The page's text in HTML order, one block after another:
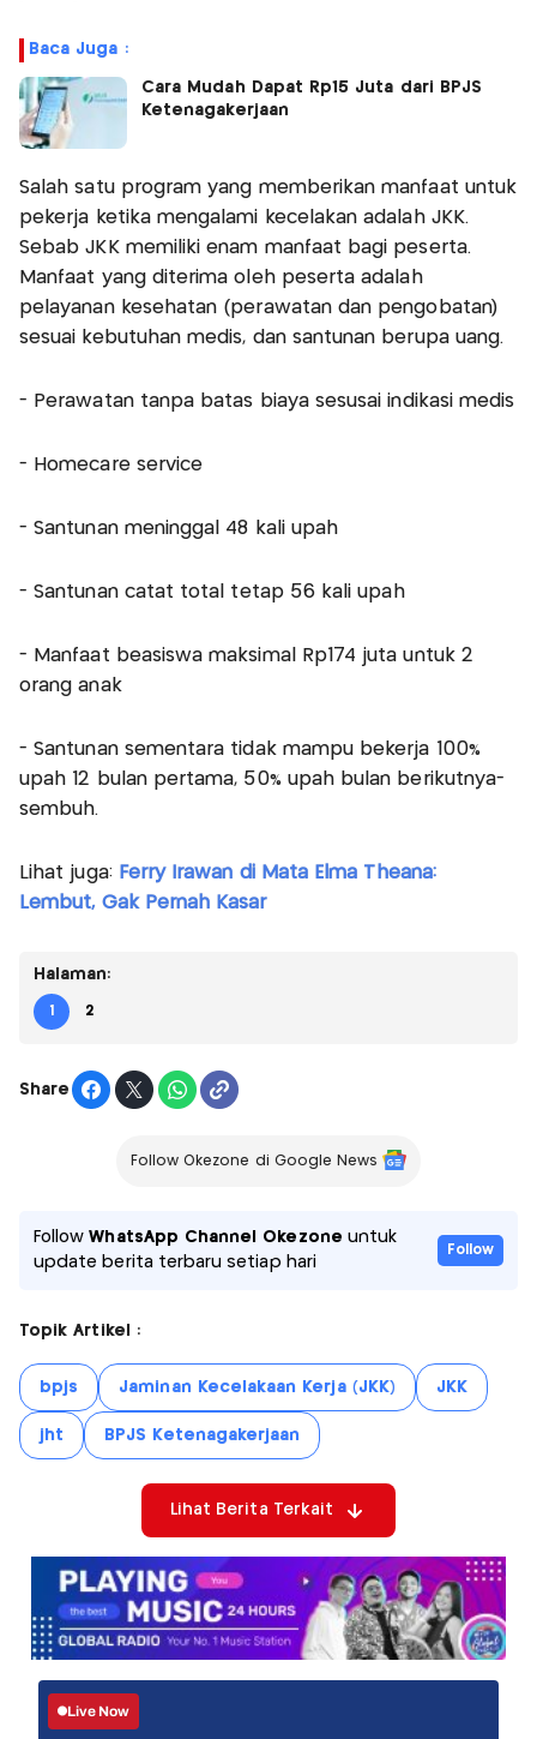
Baca Juga :
Cara Mudah Dapat Rp15 Juta dari BPJS
Ketenagakerjaan
Salah satu program yang memberikan manfaat untuk
pekerja ketika mengalami kecelakan adalah JKK.
Sebab JKK memiliki enam manfaat bagi peserta.
Manfaat yang diterima oleh peserta adalah
pelayanan kesehatan (perawatan dan pengobatan)
sesuai kebutuhan medis, dan santunan berupa uang.
- Perawatan tanpa batas biaya sesusai indikasi medis
- Homecare service
- Santunan meninggal 48 kali upah
- Santunan catat total tetap 56 kali upah
- Manfaat beasiswa maksimal Rp174 juta untuk 2
orang anak
- Santunan sementara tidak mampu bekerja 100%
upah 12 bulan pertama, 50% upah bulan berikutnya-
sembuh.
Lihat juga: Ferry Irawan di Mata Elma Theana:
Lembut, Gak Pernah Kasar
Halaman:
1 2
Share
Follow Okezone di Google News
FollowWhatsApp Channel Okezone untuk
update berita terbaru setiap hari
Follow
Topik Artikel :
bpjs Jaminan Kecelakaan Kerja (JKK) JKK
jht BPJS Ketenagakerjaan
Lihat Berita Terkait
Live Now